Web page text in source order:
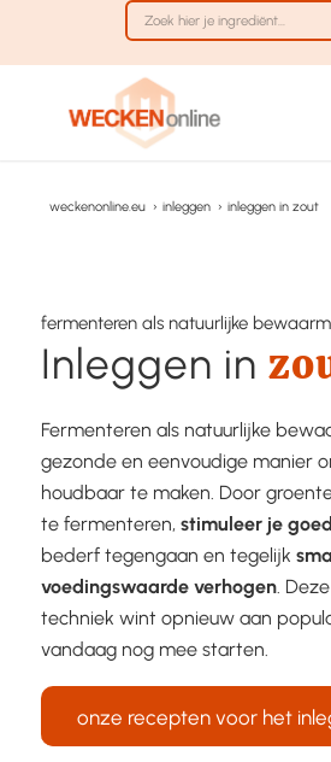
weckenonline.eu › inleggen › inleggen in zout
fermenteren als natuurlijke
Inleggen in
Fermenteren als natuurlijke
gezonde en eenvoudige manier
houdbaar te maken. Door
te fermenteren, stimuleer je
bederf tegengaan en tegelijk
voedingswaarde verhogen.
techniek wint opnieuw aan
vandaag nog mee starten.
onze recepten voor het